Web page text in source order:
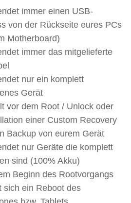
immer einen USB-
von der Rückseite eures PCs
Motherboard)
immer das mitgelieferte
nur ein komplett
Gerät
vor dem Root / Unlock oder
einer Custom Recovery
Backup von eurem Gerät
nur Geräte die komplett
sind (100% Akku)
Beginn des Rootvorgangs
sich ein Reboot des